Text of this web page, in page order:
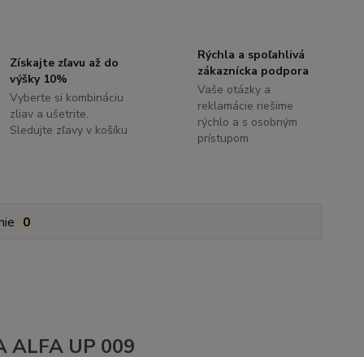
Získajte zľavu až do
výšky 10%
Vyberte si kombináciu
zliav a ušetrite.
Sledujte zľavy v košíku
Rýchla a spoľahlivá
zákaznícka podpora
Vaše otázky a
reklamácie riešime
rýchlo a s osobným
prístupom
0
ALFA UP 009